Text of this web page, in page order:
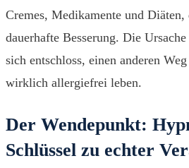
Cremes, Medikamente und Diäten,
dauerhafte Besserung. Die
sich entschloss, einen anderen
wirklich allergiefrei leben.
Der Wendepunkt:
Schlüssel zu echter